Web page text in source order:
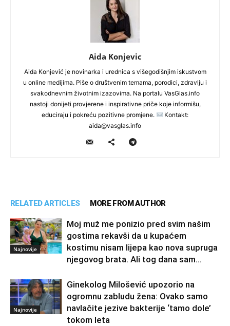
Aida Konjevic
Aida Konjević je novinarka i urednica s višegodišnjim iskustvom
u online medijima. Piše o društvenim temama, porodici, zdravlju i
svakodnevnim životnim izazovima. Na portalu VasGlas.info
nastoji donijeti provjerene i inspirativne priče koje informišu,
educiraju i pokreću pozitivne promjene.
Kontakt:
aida@vasglas.info
RELATED ARTICLES MORE FROM AUTHOR
Najnovije
Moj muž me ponizio pred svim našim
gostima rekavši da u kupaćem
kostimu nisam lijepa kao nova supruga
njegovog brata. Ali tog dana sam...
Najnovije
Ginekolog Milošević upozorio na
ogromnu zabludu žena: Ovako samo
navlačite jezive bakterije ‘tamo dole’
tokom leta